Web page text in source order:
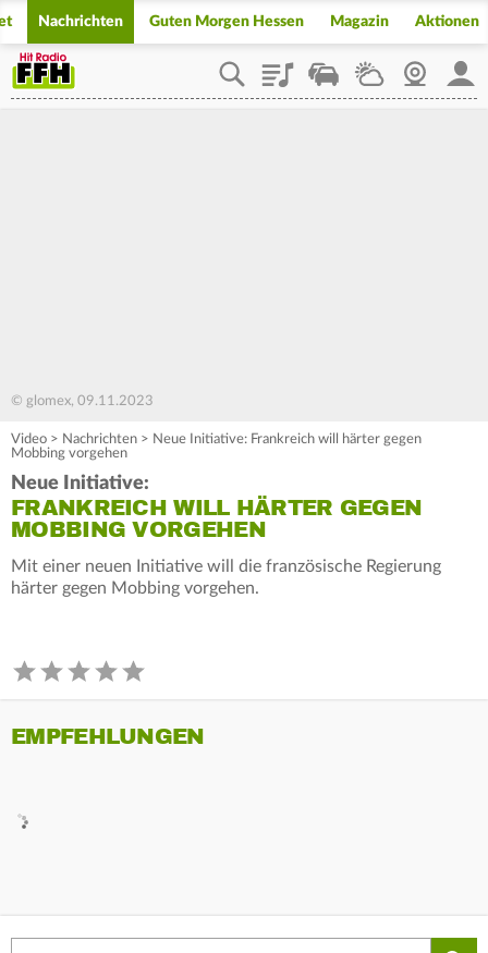
Nachrichten Guten Morgen Hessen Magazin Aktionen
PlaylistStaupilotWetterWebcam
© glomex, 09.11.2023
Video > Nachrichten > Neue Initiative: Frankreich will härter gegen
Mobbing vorgehen
Neue Initiative:
FRANKREICH WILL HÄRTER GEGEN
MOBBING VORGEHEN
Mit einer neuen Initiative will die französische Regierung
härter gegen Mobbing vorgehen.
EMPFEHLUNGEN